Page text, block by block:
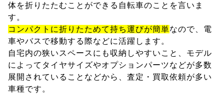
体を折りたたむことができる自転車のことを言いま
す。
コンパクトに折りたためて持ち運びが簡単なので、電
車やバスで移動する際などに活躍します。
自宅内の狭いスペースにも収納しやすいこと、モデル
によってタイヤサイズやオプションパーツなどが多数
展開されていることなどから、査定・買取依頼が多い
車種です。